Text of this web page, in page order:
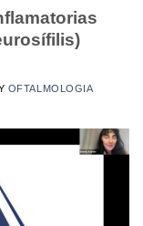
OFTALMOLOGIA